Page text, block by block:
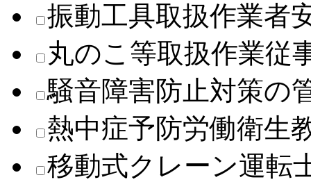
振動工具取扱作業者
丸のこ等取扱作業従
騒音障害防止対策の
熱中症予防労働衛生
移動式クレーン運転